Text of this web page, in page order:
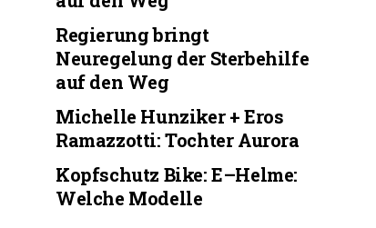
Regierung bringt
Neuregelung der Sterbehilfe
auf den Weg
Michelle Hunziker + Eros
Ramazzotti: Tochter Aurora
Kopfschutz Bike: E–Helme:
Welche Modelle